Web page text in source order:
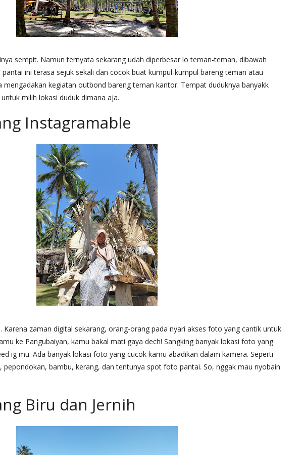
sempit. Namun ternyata sekarang udah diperbesar lo teman-teman, dibawah
ini terasa sejuk sekali dan cocok buat kumpul-kumpul bareng teman atau
mengadakan kegiatan outbond bareng teman kantor. Tempat duduknya banyakk
milih lokasi duduk dimana aja.
Instagramable
Karena zaman digital sekarang, orang-orang pada nyari akses foto yang cantik untuk
ke Pangubaiyan, kamu bakal mati gaya dech! Sangking banyak lokasi foto yang
ig mu. Ada banyak lokasi foto yang cucok kamu abadikan dalam kamera. Seperti
pepondokan, bambu, kerang, dan tentunya spot foto pantai. So, nggak mau nyobain
Biru dan Jernih